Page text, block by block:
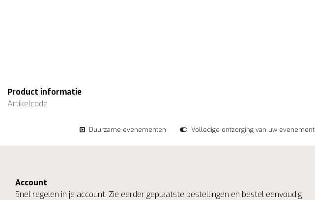
Product informatie
Artikelcode
Duurzame evenementen Volledige ontzorging van uw evenement
Account
Snel regelen in je account. Zie eerder geplaatste bestellingen en bestel eenvoudig